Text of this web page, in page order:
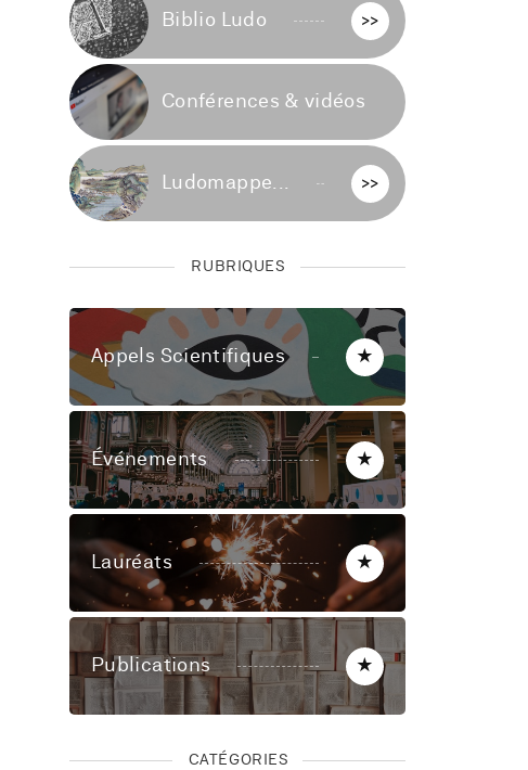
Biblio Ludo >>
Conférences & vidéos
Ludomappe... >>
RUBRIQUES
Appels Scientifiques ★
Événements ★
Lauréats ★
Publications ★
CATÉGORIES